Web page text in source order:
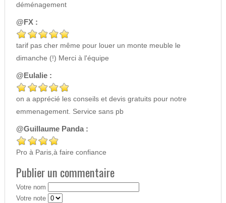
déménagement
@FX :
tarif pas cher même pour louer un monte meuble le
dimanche (!) Merci à l'équipe
@Eulalie :
on a apprécié les conseils et devis gratuits pour notre
emmenagement. Service sans pb
@Guillaume Panda :
Pro à Paris,à faire confiance
Publier un commentaire
Votre nom
Votre note